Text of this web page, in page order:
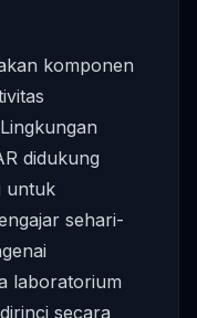
komponen
didukung
untuk
sehari-
laboratorium
secara